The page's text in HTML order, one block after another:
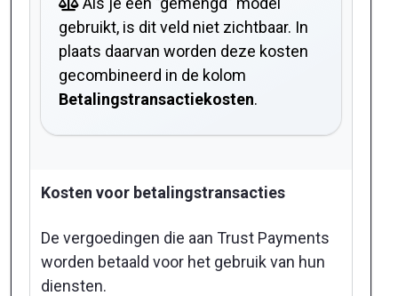
gebruikt, is dit veld niet zichtbaar. In
plaats daarvan worden deze kosten
gecombineerd in de kolom
Betalingstransactiekosten.
Kosten voor betalingstransacties
De vergoedingen die aan Trust Payments
worden betaald voor het gebruik van hun
diensten.